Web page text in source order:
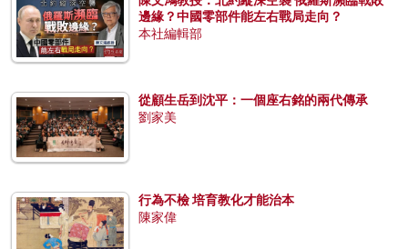
邊緣？中國零部件能左右戰局走向？
本社編輯部
從顧生岳到沈平：一個座右銘的兩代傳承
劉家美
行為不檢 培育教化才能治本
陳家偉